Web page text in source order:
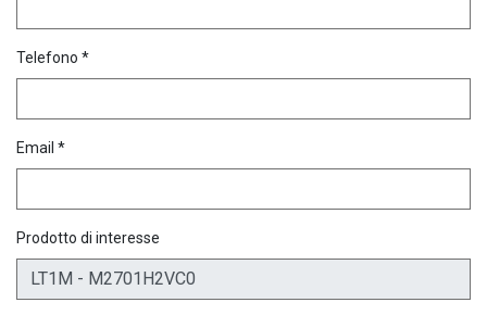
Telefono *
Email *
Prodotto di interesse